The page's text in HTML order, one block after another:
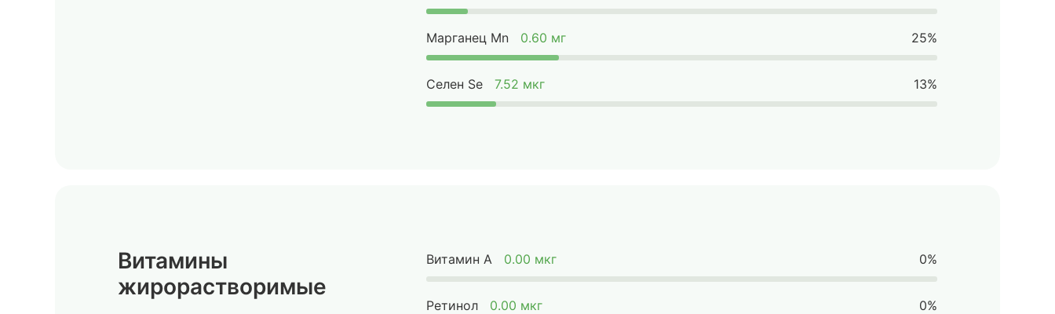
Марганец Mn 0.60 мг 25%
Селен Se 7.52 мкг 13%
Витамины
жирорастворимые
Витамин А 0.00 мкг 0%
Ретинол 0.00 мкг 0%